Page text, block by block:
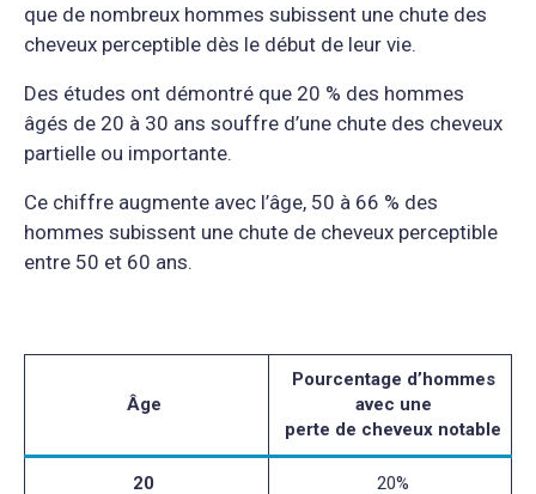
que de nombreux hommes subissent une chute des
cheveux perceptible dès le début de leur vie.
Des études ont démontré que 20 % des hommes
âgés de 20 à 30 ans souffre d’une chute des cheveux
partielle ou importante.
Ce chiffre augmente avec l’âge, 50 à 66 % des
hommes subissent une chute de cheveux perceptible
entre 50 et 60 ans.
Âge
Pourcentage d’hommes
avec une
perte de cheveux notable
20 20%